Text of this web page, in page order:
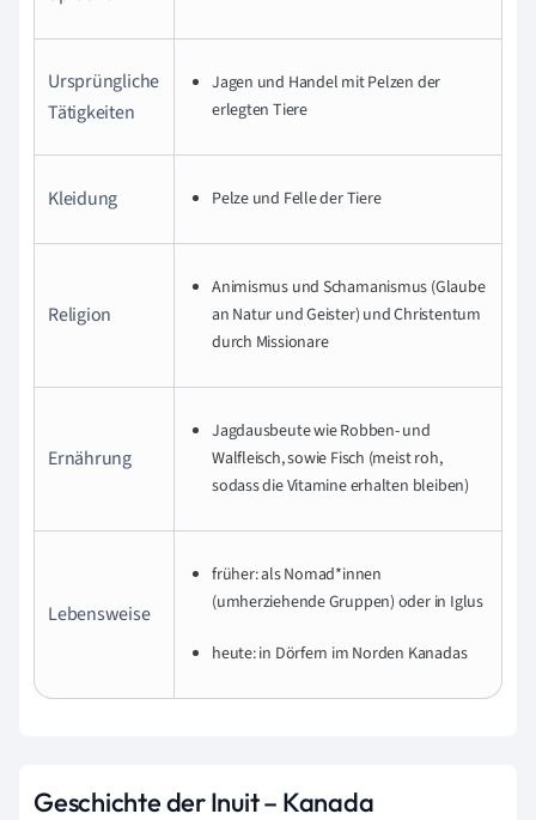
Ursprüngliche
Tätigkeiten
Jagen und Handel mit Pelzen der
erlegten Tiere
Kleidung Pelze und Felle der Tiere
Religion
Animismus und Schamanismus (Glaube
an Natur und Geister) und Christentum
durch Missionare
Ernährung
Jagdausbeute wie Robben- und
Walfleisch, sowie Fisch (meist roh,
sodass die Vitamine erhalten bleiben)
Lebensweise
früher: als Nomad*innen
(umherziehende Gruppen) oder in Iglus
heute: in Dörfern im Norden Kanadas
Geschichte der Inuit – Kanada